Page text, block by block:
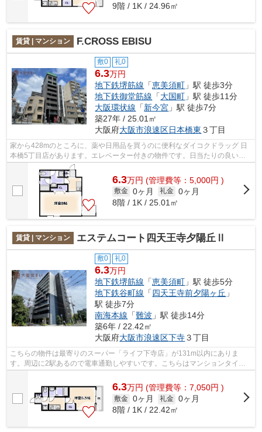
9階 / 1K / 24.96㎡
賃貸 | マンション F.CROSS EBISU
敷0 礼0
6.3万円
地下鉄堺筋線 「恵美須町 」駅 徒歩3分
地下鉄御堂筋線 「大国町 」駅 徒歩11分
大阪環状線 「新今宮 」駅 徒歩7分
築27年 / 25.01㎡
大阪府大阪市浪速区日本橋東 ３丁目
家から428mのところに、薬や日用品を買うのに便利なダイコクドラッグ 日
本橋5丁目店があります。エレベーター付きの物件です。日当たりの良いマ
ンションです。「F.CROSS EBISU」の物件...
6.3万円 (管理費等：5,000円 )
敷金 0ヶ月 礼金 0ヶ月
8階 / 1K / 25.01㎡
賃貸 | マンション エステムコート四天王寺夕陽丘Ⅱ
敷0 礼0
6.3万円
地下鉄堺筋線 「恵美須町 」駅 徒歩5分
地下鉄谷町線 「四天王寺前夕陽ヶ丘 」
駅 徒歩7分
南海本線 「難波 」駅 徒歩14分
築6年 / 22.42㎡
大阪府大阪市浪速区下寺３丁目
こちらの物件は最寄りのスーパー「ライフ下寺店」が131m以内にありま
す。周辺に2駅あるので電車通勤しやすいです。こちらはマンションタイプ
になります。共用部には敷地内ごみ置き場・...
6.3万円 (管理費等：7,050円 )
敷金 0ヶ月 礼金 0ヶ月
8階 / 1K / 22.42㎡